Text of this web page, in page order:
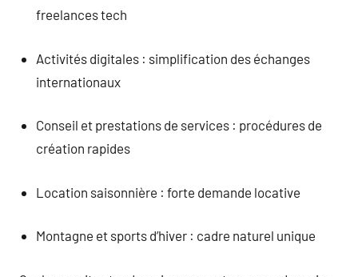
freelances tech
Activités digitales : simplification des échanges
internationaux
Conseil et prestations de services : procédures de
création rapides
Location saisonnière : forte demande locative
Montagne et sports d’hiver : cadre naturel unique